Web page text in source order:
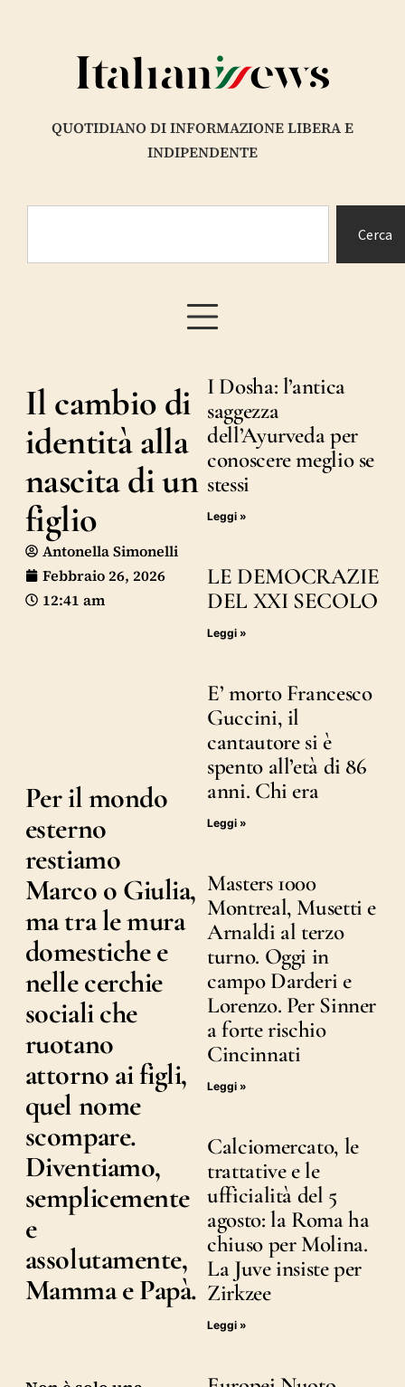
QUOTIDIANO DI INFORMAZIONE LIBERA E
INDIPENDENTE
Cerca
Il cambio di
identità alla
nascita di un
figlio
Antonella Simonelli
Febbraio 26, 2026
12:41 am
Per il mondo
esterno
restiamo
Marco o Giulia,
ma tra le mura
domestiche e
nelle cerchie
sociali che
ruotano
attorno ai figli,
quel nome
scompare.
Diventiamo,
semplicemente
e
assolutamente,
Mamma e Papà.
I Dosha: l’antica
saggezza
dell’Ayurveda per
conoscere meglio se
stessi
Leggi »
LE DEMOCRAZIE
DEL XXI SECOLO
Leggi »
E’ morto Francesco
Guccini, il
cantautore si è
spento all’età di 86
anni. Chi era
Leggi »
Masters 1000
Montreal, Musetti e
Arnaldi al terzo
turno. Oggi in
campo Darderi e
Lorenzo. Per Sinner
a forte rischio
Cincinnati
Leggi »
Calciomercato, le
trattative e le
ufficialità del 5
agosto: la Roma ha
chiuso per Molina.
La Juve insiste per
Zirkzee
Leggi »